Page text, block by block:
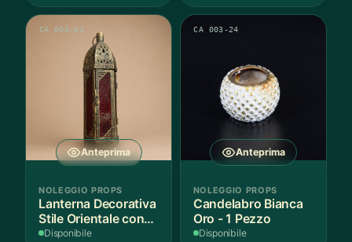
Anteprima
CA 003-01
NOLEGGIO PROPS
Lanterna Decorativa
Stile Orientale con
Vetri Rossi
Disponibile
Anteprima
CA 003-24
NOLEGGIO PROPS
Candelabro Bianca
Oro - 1 Pezzo
Disponibile